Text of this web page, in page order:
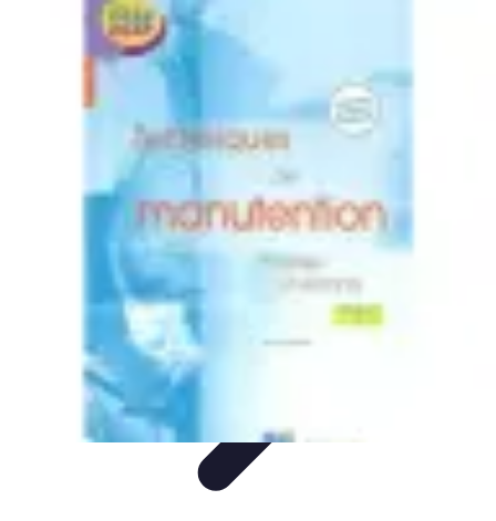
Stratégies et Techniques
Entraînement et Techniques
Entraînement et Technique
Volley Direct